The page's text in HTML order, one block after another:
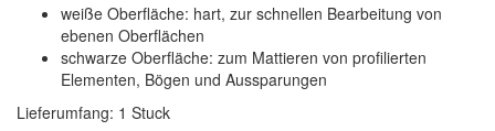
no-name
(1)
Novol
weiße Oberfläche: hart, zur schnellen Bearbeitung von
ebenen Oberflächen
schwarze Oberfläche: zum Mattieren von profilierten
Elementen, Bögen und Aussparungen
Lieferumfang: 1 Stuck